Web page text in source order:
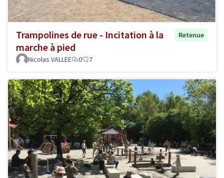
Trampolines de rue - Incitation à la
marche à pied
Retenue
Nicolas VALLEE 0 7